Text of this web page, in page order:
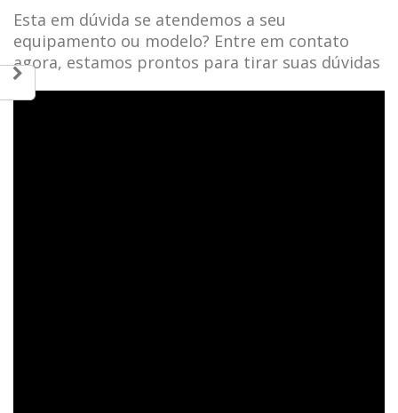
Esta em dúvida se atendemos a seu
equipamento ou modelo? Entre em contato
agora, estamos prontos para tirar suas dúvidas